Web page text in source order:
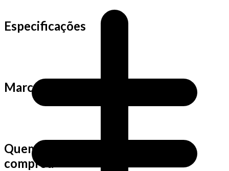
Especificações
Marca
Quem viu este produto também
comprou